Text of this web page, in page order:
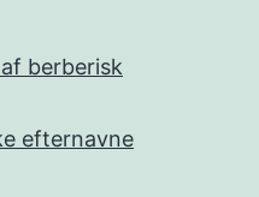
berberisk
efternavne